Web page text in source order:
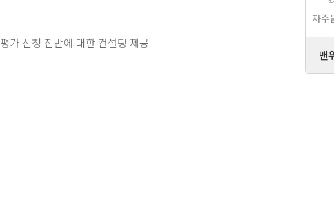
가 신청 전반에 대한 컨설팅 제공
자주
맨